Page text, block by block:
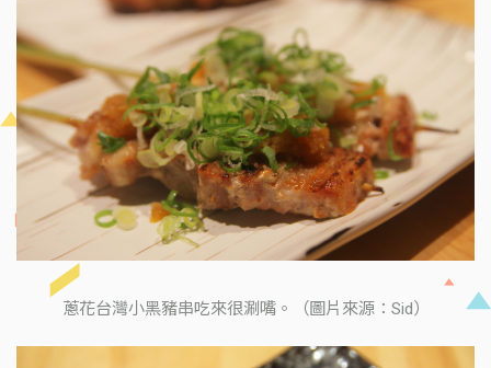
蔥花台灣小黑豬串吃來很涮嘴。（圖片來源：Sid）